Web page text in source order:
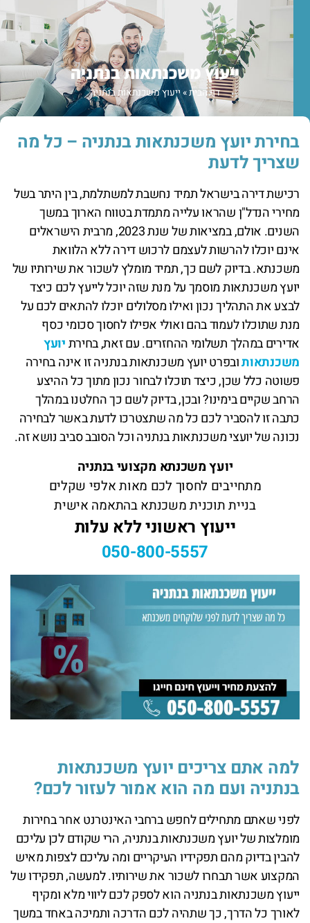
ייעוץ משכנתאות בנתניה
דף הבית»ייעוץ משכנתאות בנתניה
בחירת יועץ משכנתאות בנתניה – כל מה
שצריך לדעת
רכישת דירה בישראל תמיד נחשבת למשתלמת, בין היתר בשל
מחירי הנדל"ן שהראו עלייה מתמדת בטווח הארוך במשך
השנים. אולם, במציאות של שנת 2023, מרבית הישראלים
אינם יוכלו להרשות לעצמם לרכוש דירה ללא הלוואת
משכנתא. בדיוק לשם כך, תמיד מומלץ לשכור את שירותיו של
יועץ משכנתאות מוסמך על מנת שזה יוכל לייעץ לכם כיצד
לבצע את התהליך נכון ואילו מסלולים יוכלו להתאים לכם על
מנת שתוכלו לעמוד בהם ואולי אפילו לחסוך סכומי כסף
אדירים במהלך תשלומי ההחזרים. עם זאת, בחירתיועץ
משכנתאותובפרט יועץ משכנתאות בנתניה זו אינה בחירה
פשוטה כלל שכן, כיצד תוכלו לבחור נכון מתוך כל ההיצע
הרחב שקיים בימינו? ובכן, בדיוק לשם כך החלטנו במהלך
כתבה זו להסביר לכם כל מה שתצטרכו לדעת באשר לבחירה
נכונה של יועצי משכנתאות בנתניה וכל הסובב סביב נושא זה.
יועץ משכנתא מקצועי בנתניה
מתחייבים לחסוך לכם מאות אלפי שקלים
בניית תוכנית משכנתא בהתאמה אישית
ייעוץ ראשוני ללא עלות
050-800-5557
למה אתם צריכים יועץ משכנתאות
בנתניה ועם מה הוא אמור לעזור לכם?
לפני שאתם מתחילים לחפש ברחבי האינטרנט אחר בחירות
מומלצות של יועץ משכנתאות בנתניה, הרי שקודם לכן עליכם
להבין בדיוק מהם תפקידיו העיקריים ומה עליכם לצפות מאיש
המקצוע אשר תבחרו לשכור את שירותיו. למעשה, תפקידו של
ייעוץ משכנתאות בנתניה הוא לספק לכם ליווי מלא ומקיף
לאורך כל הדרך, כך שתהיה לכם הדרכה ותמיכה באחד במשך